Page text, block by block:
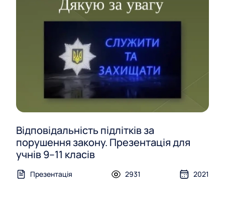
Відповідальність підлітків за
порушення закону. Презентація для
учнів 9–11 класів
Презентація 2931 2021